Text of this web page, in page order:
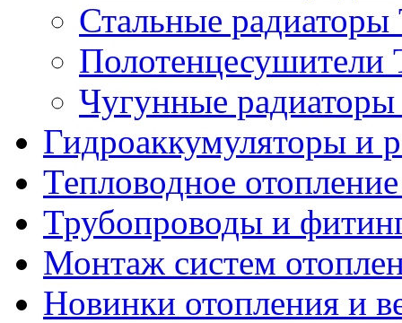
Стальные
Чугунные
Гидроаккумуляторы и
Тепловодное
Трубопроводы и
Монтаж систем
Новинки отопления и